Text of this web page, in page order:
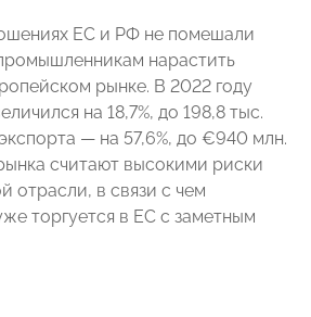
ЕС и РФ не помешали
нарастить
рынке. В 2022 году
на 18,7%, до 198,8 тыс.
— на 57,6%, до €940 млн.
считают высокими риски
отрасли, в связи с чем
торгуется в ЕС с заметным